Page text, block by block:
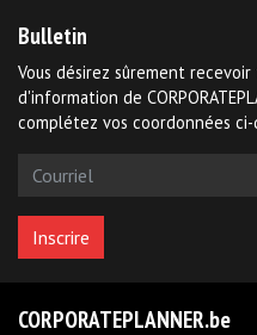
Bulletin
Vous désirez sûrement
d'information de
complétez vos coordonnées ci-
CORPORATEPLANNER.be